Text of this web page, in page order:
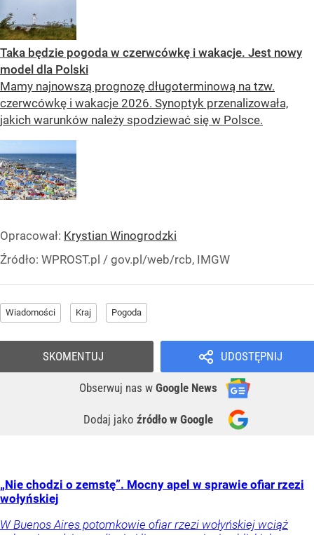
Taka będzie pogoda w czerwcówkę i wakacje. Jest nowy
model dla Polski
Mamy najnowszą prognozę długoterminową na tzw.
czerwcówkę i wakacje 2026. Synoptyk przenalizowała,
jakich warunków należy spodziewać się w Polsce.
Opracował: Krystian Winogrodzki
Źródło: WPROST.pl / gov.pl/web/rcb, IMGW
Wiadomości Kraj Pogoda
UDOSTĘPNIJ
Obserwuj nas w Google News
Dodaj jako źródło w Google
SKOMENTUJ
„Nie chodzi o zemstę”. Mocny apel w sprawie ofiar rzezi
wołyńskiej
W Buenos Aires potomkowie ofiar rzezi wołyńskiej wciąż